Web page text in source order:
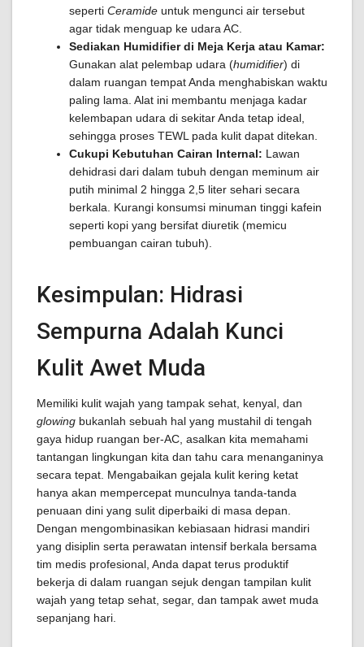
seperti Ceramide untuk mengunci air tersebut
agar tidak menguap ke udara AC.
Sediakan Humidifier di Meja Kerja atau Kamar:
Gunakan alat pelembap udara (humidifier) di
dalam ruangan tempat Anda menghabiskan waktu
paling lama. Alat ini membantu menjaga kadar
kelembapan udara di sekitar Anda tetap ideal,
sehingga proses TEWL pada kulit dapat ditekan.
Cukupi Kebutuhan Cairan Internal: Lawan
dehidrasi dari dalam tubuh dengan meminum air
putih minimal 2 hingga 2,5 liter sehari secara
berkala. Kurangi konsumsi minuman tinggi kafein
seperti kopi yang bersifat diuretik (memicu
pembuangan cairan tubuh).
Kesimpulan: Hidrasi
Sempurna Adalah Kunci
Kulit Awet Muda
Memiliki kulit wajah yang tampak sehat, kenyal, dan
glowing bukanlah sebuah hal yang mustahil di tengah
gaya hidup ruangan ber-AC, asalkan kita memahami
tantangan lingkungan kita dan tahu cara menanganinya
secara tepat. Mengabaikan gejala kulit kering ketat
hanya akan mempercepat munculnya tanda-tanda
penuaan dini yang sulit diperbaiki di masa depan.
Dengan mengombinasikan kebiasaan hidrasi mandiri
yang disiplin serta perawatan intensif berkala bersama
tim medis profesional, Anda dapat terus produktif
bekerja di dalam ruangan sejuk dengan tampilan kulit
wajah yang tetap sehat, segar, dan tampak awet muda
sepanjang hari.